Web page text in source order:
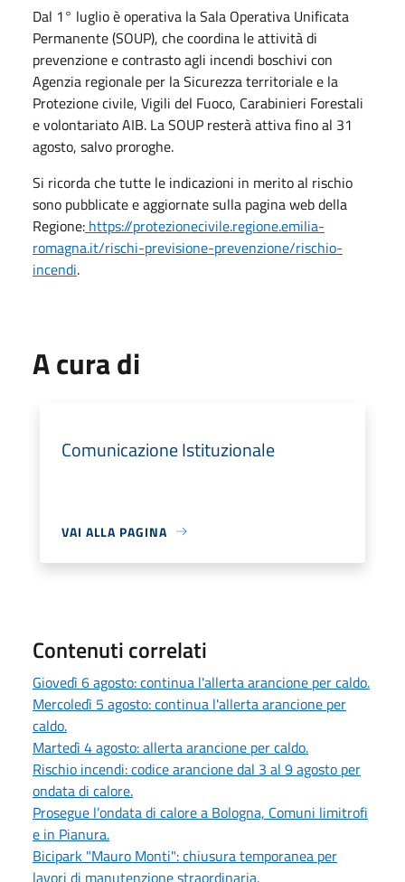
Dal 1° luglio è operativa la Sala Operativa Unificata
Permanente (SOUP), che coordina le attività di
prevenzione e contrasto agli incendi boschivi con
Agenzia regionale per la Sicurezza territoriale e la
Protezione civile, Vigili del Fuoco, Carabinieri Forestali
e volontariato AIB. La SOUP resterà attiva fino al 31
agosto, salvo proroghe.
Si ricorda che tutte le indicazioni in merito al rischio
sono pubblicate e aggiornate sulla pagina web della
Regione: https://protezionecivile.regione.emilia-
romagna.it/rischi-previsione-prevenzione/rischio-
incendi.
A cura di
Comunicazione Istituzionale
VAI ALLA PAGINA
Contenuti correlati
Giovedì 6 agosto: continua l'allerta arancione per caldo.
Mercoledì 5 agosto: continua l'allerta arancione per
caldo.
Martedì 4 agosto: allerta arancione per caldo.
Rischio incendi: codice arancione dal 3 al 9 agosto per
ondata di calore.
Prosegue l’ondata di calore a Bologna, Comuni limitrofi
e in Pianura.
Bicipark "Mauro Monti": chiusura temporanea per
lavori di manutenzione straordinaria.